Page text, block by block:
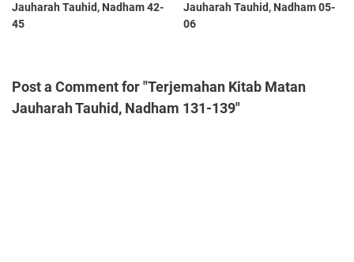
Jauharah Tauhid, Nadham 42-
45
Jauharah Tauhid, Nadham 05-
06
Post a Comment for "Terjemahan Kitab Matan
Jauharah Tauhid, Nadham 131-139"